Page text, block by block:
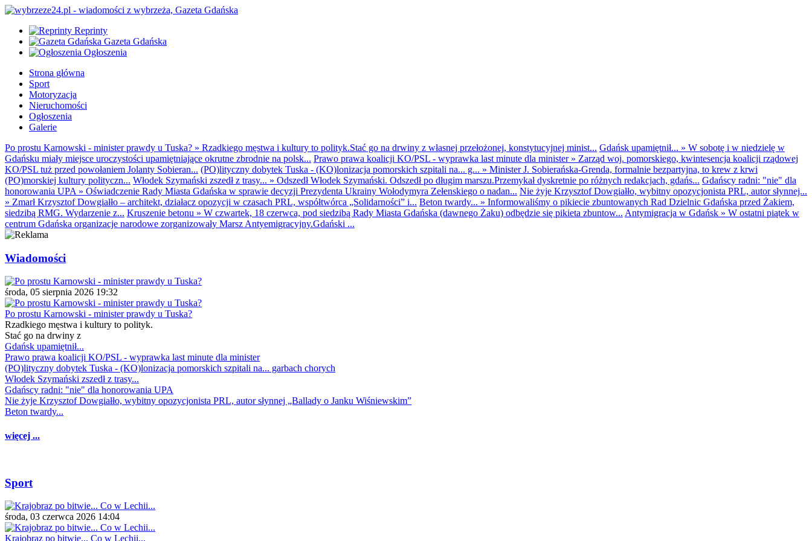
Reprinty
Gazeta Gdańska
Ogłoszenia
Strona główna
Sport
Motoryzacja
Nieruchomości
Ogłoszenia
Galerie
Po prostu Karnowski - minister prawdy u Tuska? » Rzadkiego męstwa i kultury to polityk.Stać go na drwiny z własnej przełożonej, konstytucyjnej minist... Gdańsk upamiętnił... » W sobotę i w niedzielę w
Gdańsku miały miejsce uroczystości upamiętniające okrutne zbrodnie na polsk... Prawo prawa koalicji KO/PSL - wyprawka last minute dla minister» Zarząd woj. pomorskiego, kwintesencja koalicji rządowej
KO/PSL tuż przed powołaniem Jolanty Sobieran... (PO)lityczny dobytek Tuska - (KO)lonizacja pomorskich szpitali na... g... » Minister J. Sobierańska-Grenda, formalnie bezpartyjna, to krew z krwi
(PO)morskiej kultury polityczn... Włodek Szymański zszedł z trasy... » Odszedł Włodek Szymański. Odszedł po długim marszu.Przemykał dyskretnie po różnych redakcjach, gdańs... Gdańscy radni: "nie" dla
honorowania UPA » Oświadczenie Rady Miasta Gdańska w sprawie decyzji Prezydenta Ukrainy Wołodymyra Zełenskiego o nadan... Nie żyje Krzysztof Dowgiałło, wybitny opozycjonista PRL, autor słynnej...
» Zmarł Krzysztof Dowgiałło – architekt, działacz opozycji w czasach PRL, współtwórca „Solidarności” i... Beton twardy... » Informowaliśmy o pikiecie zbuntowanych Rad Dzielnic Gdańska przed Żakiem,
siedzibą RMG. Wydarzenie z... Kruszenie betonu » W czwartek, 18 czerwca, pod siedzibą Rady Miasta Gdańska (dawnego Żaku) odbędzie się pikieta zbuntow... Antymigracja w Gdańsk » W ostatni piątek w
centrum Gdańska organizacje narodowe zorganizowały Marsz Antyemigracyjny.Gdański ...
Wiadomości
środa, 05 sierpnia 2026 19:32
Po prostu Karnowski - minister prawdy u Tuska?
Rzadkiego męstwa i kultury to polityk.
Stać go na drwiny z
Gdańsk upamiętnił...
Prawo prawa koalicji KO/PSL - wyprawka last minute dla minister
(PO)lityczny dobytek Tuska - (KO)lonizacja pomorskich szpitali na... garbach chorych
Włodek Szymański zszedł z trasy...
Gdańscy radni: "nie" dla honorowania UPA
Nie żyje Krzysztof Dowgiałło, wybitny opozycjonista PRL, autor słynnej „Ballady o Janku Wiśniewskim”
Beton twardy...
więcej ...
Sport
środa, 03 czerwca 2026 14:04
Krajobraz po bitwie... Co w Lechii...